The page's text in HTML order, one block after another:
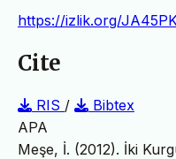
https://izlik.org/
Cite
RIS /
Bibtex
APA
Meşe, İ. (2012). İki